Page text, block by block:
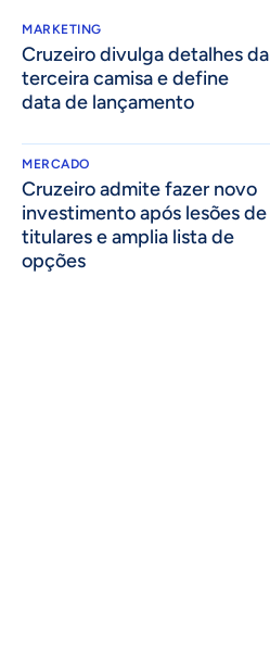
MARKETING
Cruzeiro divulga detalhes da
terceira camisa e define
data de lançamento
MERCADO
Cruzeiro admite fazer novo
investimento após lesões de
titulares e amplia lista de
opções